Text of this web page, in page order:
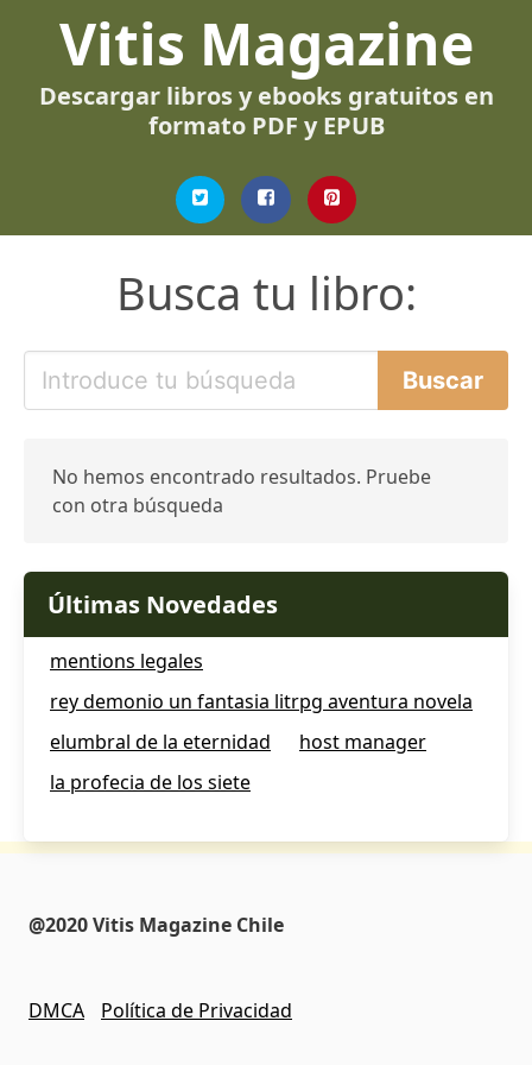
Vitis Magazine
Descargar libros y ebooks gratuitos en
formato PDF y EPUB
Busca tu libro:
No hemos encontrado resultados. Pruebe
con otra búsqueda
Últimas Novedades
mentions legales
rey demonio un fantasia litrpg aventura novela
elumbral de la eternidad
host manager
la profecia de los siete
@2020 Vitis Magazine Chile
DMCA Política de Privacidad